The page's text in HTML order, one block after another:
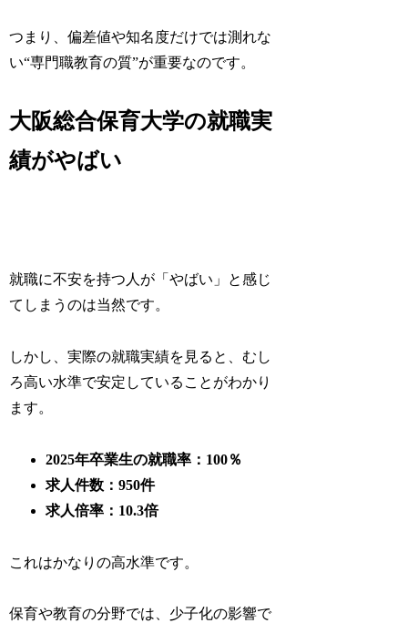
つまり、偏差値や知名度だけでは測れな
い“専門職教育の質”が重要なのです。
大阪総合保育大学の就職実
績がやばい
就職に不安を持つ人が「やばい」と感じ
てしまうのは当然です。
しかし、実際の就職実績を見ると、むし
ろ高い水準で安定していることがわかり
ます。
2025年卒業生の就職率：100％
求人件数：950件
求人倍率：10.3倍
これはかなりの高水準です。
保育や教育の分野では、少子化の影響で